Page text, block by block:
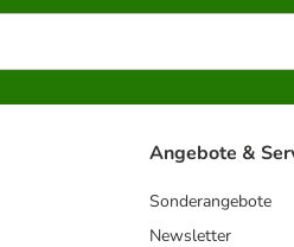
Angebote &
Sonderangebote
Newsletter